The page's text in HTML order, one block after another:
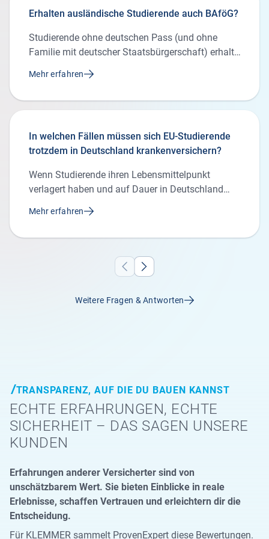
Erhalten ausländische Studierende auch BAföG?
Studierende ohne deutschen Pass (und ohne
Familie mit deutscher Staatsbürgerschaft) erhalten
sonstigen Voraussetzungen erfüllen. Zumindest
ausländische Studentinnen und Studenten mit
dauerhaften Bleibeperspektive bzw. aus einem EU-
Land, der Schweiz, Liechtenstein, Island und
Mehr erfahren
In welchen Fällen müssen sich EU-Studierende
trotzdem in Deutschland krankenversichern?
Wenn Studierende ihren Lebensmittelpunkt
verlagert haben und auf Dauer in Deutschland
deutschen Krankenkasse gesetzlich versichern.
Mehr erfahren
Weitere Fragen & Antworten
TRANSPARENZ, AUF DIE DU BAUEN KANNST
ECHTE ERFAHRUNGEN, ECHTE
SICHERHEIT – DAS SAGEN UNSERE
KUNDEN
Erfahrungen anderer Versicherter sind von
unschätzbarem Wert. Sie bieten Einblicke in reale
Erlebnisse, schaffen Vertrauen und erleichtern dir die
Entscheidung.
Für KLEMMER sammelt ProvenExpert diese Bewertungen.